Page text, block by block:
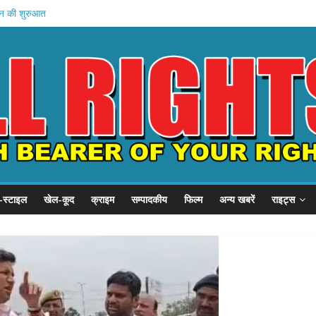
की शुरुआत
दौरा
इनामी अरेस्ट
मॉल
खेल-कूद क्राइम सम्पादकीय फिल्म अन्य खबरें राइट्स